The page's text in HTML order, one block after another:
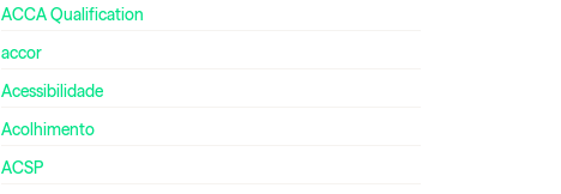
ACCA Qualification
accor
Acessibilidade
Acolhimento
ACSP